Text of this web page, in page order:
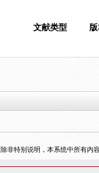
文献类型
除非特别说明，本系统中所有内